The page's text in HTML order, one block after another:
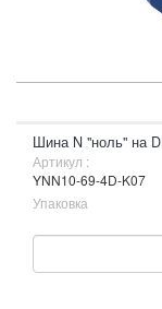
Шина N "ноль" на
Артикул :
YNN10-69-4D-K07
Упаковка